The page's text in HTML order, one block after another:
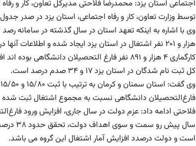
اجتماعی استان یزد: محمدرضا فلاحتی مدیرکل تعاون، کار و
توسط وزارت تعاون، کار و رفاه اجتماعی، استان یزد در صدر
هزار و ۲۰۱ نفر اشتغال در استان یزد ایجاد شده و
کارگماری ۴ هزار و ۸۹۱ نفر فارغ التحصیلان
کل ثبت نام شدگان در استان یزد ۱۷ و ۳۴ صدم درصد است.
فارغ‌التحصیلان دانشگاهی نسبت به مجموع اشتغال ثبت
فلاحتی ادامه داد: عزم دولت در سال جاری، افزایش ورود
سال
است و دولت درصدد افزایش آمار اشتغال این گروه می باشد.